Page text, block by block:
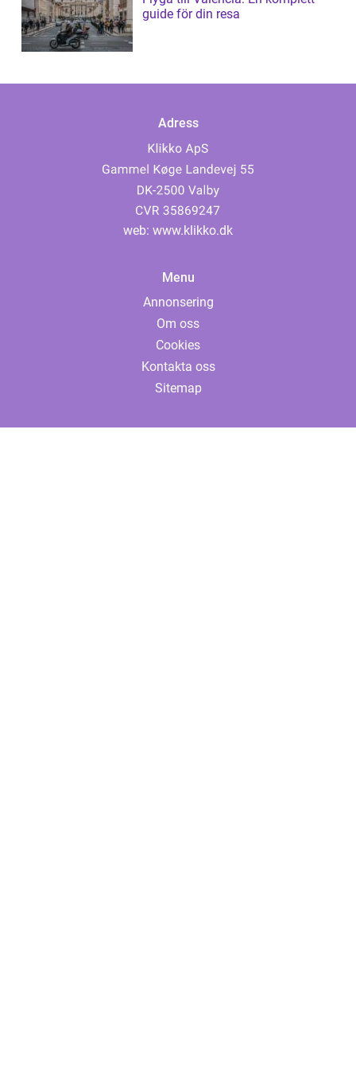
guide för din resa
Adress
web: www.klikko.dk
Menu
Annonsering
Om oss
Cookies
Kontakta oss
Sitemap